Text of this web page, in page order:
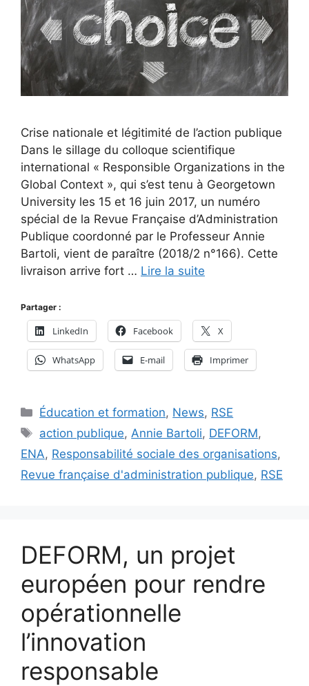
Crise nationale et légitimité de l’action publique
Dans le sillage du colloque scientifique
international « Responsible Organizations in the
Global Context », qui s’est tenu à Georgetown
University les 15 et 16 juin 2017, un numéro
spécial de la Revue Française d’Administration
Publique coordonné par le Professeur Annie
Bartoli, vient de paraître (2018/2 n°166). Cette
livraison arrive fort … Lire la suite
Partager :
LinkedIn Facebook X
WhatsApp E-mail Imprimer
Catégories
Éducation et formation, News, RSE
Étiquettes
action publique, Annie Bartoli, DEFORM,
ENA, Responsabilité sociale des organisations,
Revue française d'administration publique, RSE
DEFORM, un projet
européen pour rendre
opérationnelle
l’innovation
responsable